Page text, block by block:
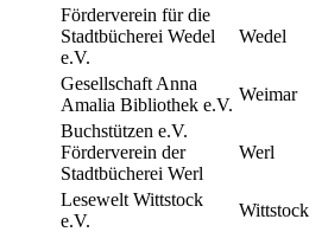
Förderverein für die
Stadtbücherei Wedel
e.V.
Wedel
Gesellschaft Anna
Amalia Bibliothek e.V.
Weimar
Buchstützen e.V.
Förderverein der
Stadtbücherei Werl
Werl
Lesewelt Wittstock
e.V.
Wittstock